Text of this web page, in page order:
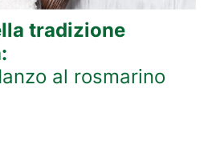
tradizione
al rosmarino